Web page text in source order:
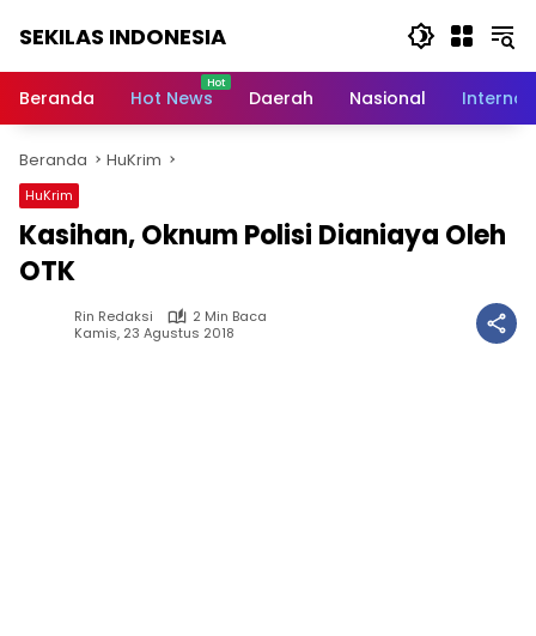
SEKILAS INDONESIA
Terkini,
Latest
World,
Headlines,
News
Today
Beranda Hot News Daerah Nasional
Beranda HuKrim
HuKrim
Kasihan, Oknum Polisi Dianiaya Oleh
OTK
Rin Redaksi
2 Min Baca
Kamis, 23 Agustus 2018